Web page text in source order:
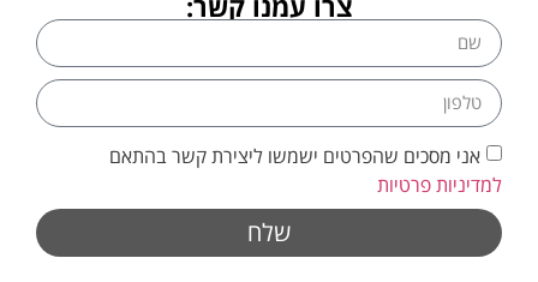
אני מסכים שהפרטים ישמשו ליצירת קשר בהתאם
למדיניות פרטיות
שלח